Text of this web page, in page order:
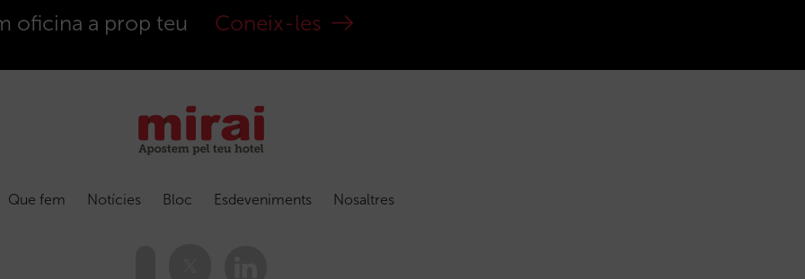
oficina a prop teu Coneix-les
Que fem Notícies Bloc Esdeveniments Nosaltres